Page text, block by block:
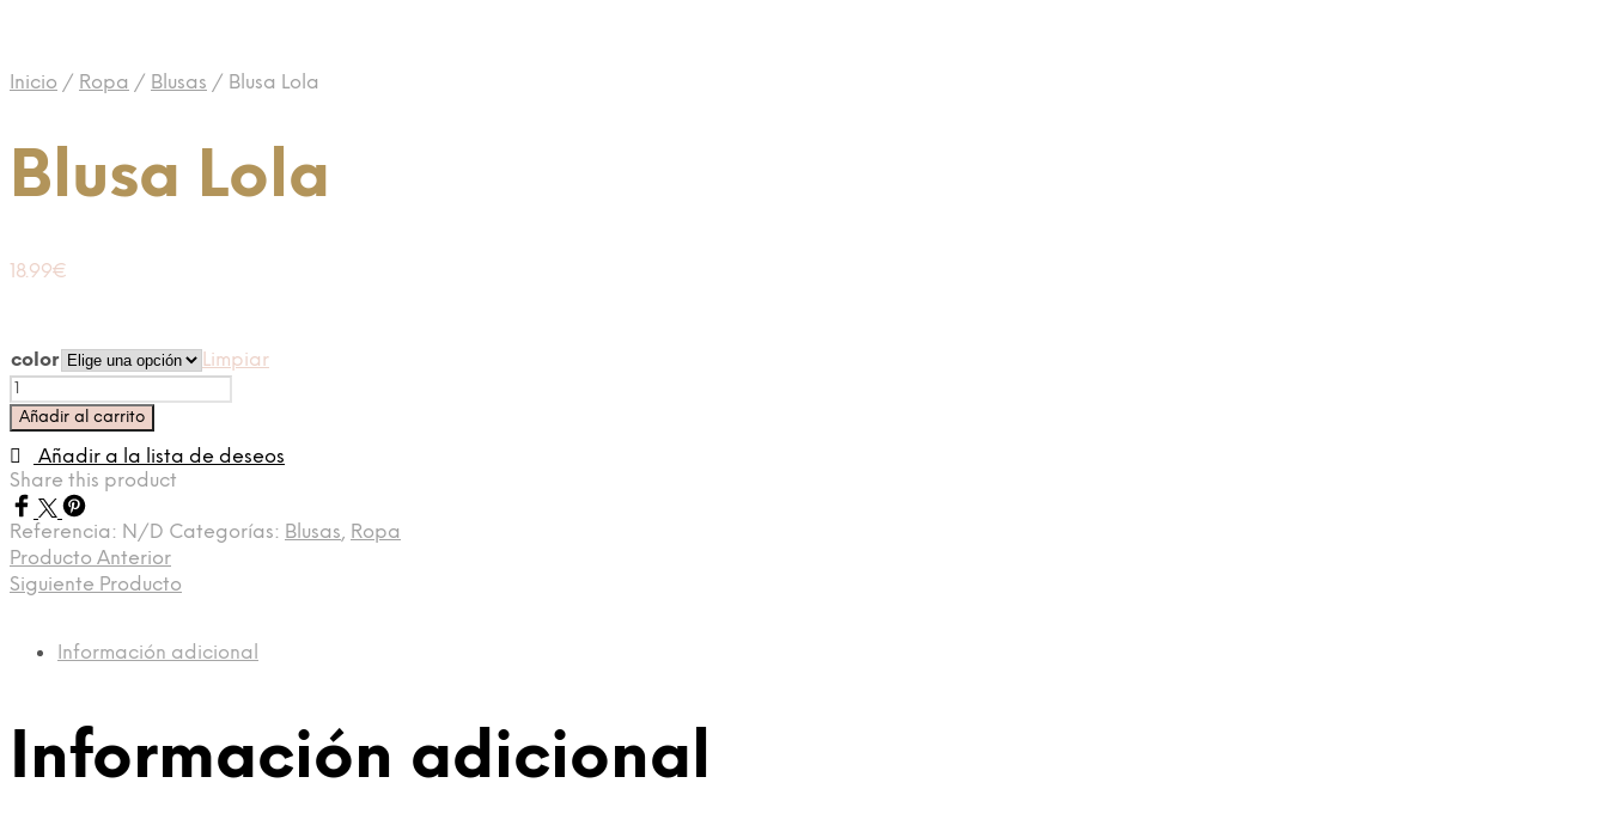
Inicio / Ropa / Blusas / Blusa Lola
Blusa Lola
18.99€
color
Limpiar
Blusa
Lola
cantidad
Añadir al carrito
Añadir a la lista de deseos
Share this product
Referencia: N/D Categorías: Blusas, Ropa
Producto Anterior
Siguiente Producto
Información adicional
Información adicional